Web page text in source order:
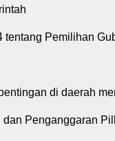
tentang Pemilihan
di daerah
Penganggaran